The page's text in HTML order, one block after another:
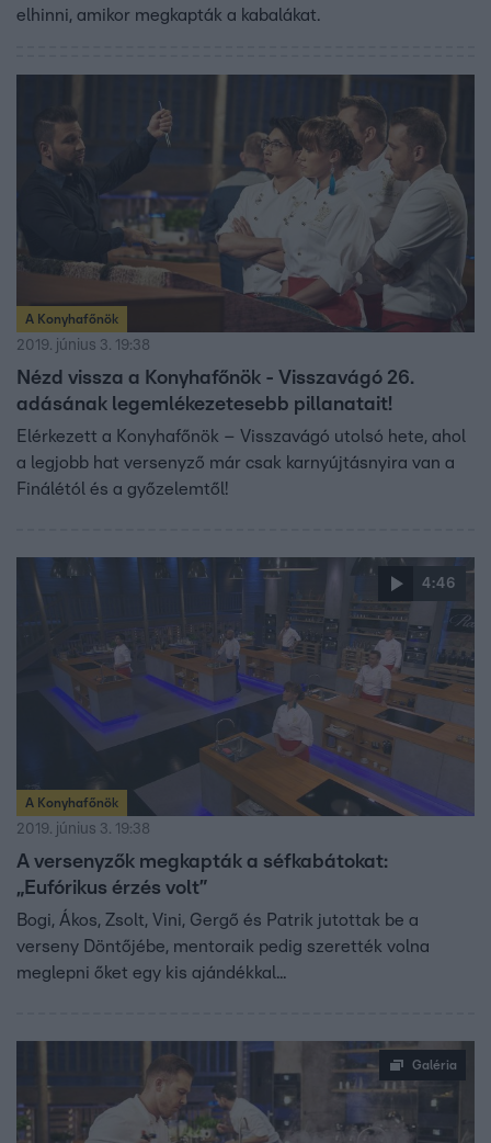
elhinni, amikor megkapták a kabalákat.
A Konyhafőnök
2019. június 3. 19:38
Nézd vissza a Konyhafőnök - Visszavágó 26.
adásának legemlékezetesebb pillanatait!
Elérkezett a Konyhafőnök – Visszavágó utolsó hete, ahol
a legjobb hat versenyző már csak karnyújtásnyira van a
Finálétól és a győzelemtől!
4:46
A Konyhafőnök
2019. június 3. 19:38
A versenyzők megkapták a séfkabátokat:
„Eufórikus érzés volt”
Bogi, Ákos, Zsolt, Vini, Gergő és Patrik jutottak be a
verseny Döntőjébe, mentoraik pedig szerették volna
meglepni őket egy kis ajándékkal...
Galéria